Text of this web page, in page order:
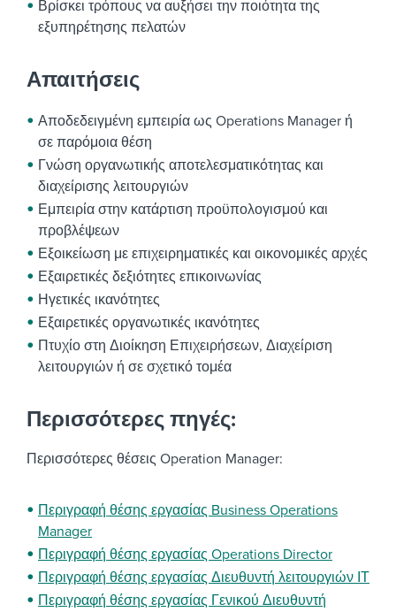
Βρίσκει τρόπους να αυξήσει την ποιότητα της
εξυπηρέτησης πελατών
Απαιτήσεις
Αποδεδειγμένη εμπειρία ως Operations Manager ή
σε παρόμοια θέση
Γνώση οργανωτικής αποτελεσματικότητας και
διαχείρισης λειτουργιών
Εμπειρία στην κατάρτιση προϋπολογισμού και
προβλέψεων
Εξοικείωση με επιχειρηματικές και οικονομικές αρχές
Εξαιρετικές δεξιότητες επικοινωνίας
Ηγετικές ικανότητες
Εξαιρετικές οργανωτικές ικανότητες
Πτυχίο στη Διοίκηση Επιχειρήσεων, Διαχείριση
λειτουργιών ή σε σχετικό τομέα
Περισσότερες πηγές:
Περισσότερες θέσεις Operation Manager:
Περιγραφή θέσης εργασίας Business Operations
Manager
Περιγραφή θέσης εργασίας Operations Director
Περιγραφή θέσης εργασίας Διευθυντή λειτουργιών ΙΤ
Περιγραφή θέσης εργασίας Γενικού Διευθυντή